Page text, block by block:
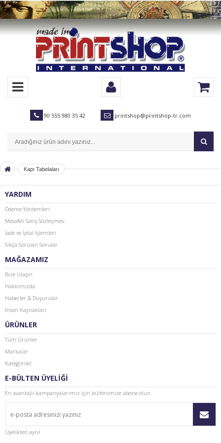
90 555 980 35 42 printshop@printshop-tr.com
Kapı Tabelaları
YARDIM
Ödeme Yöntemleri
Mesafeli Satış Sözleşmesi
İade ve İptal İşlemleri
Sıkça Sorulan Sorular
MAĞAZAMIZ
Bize Ulaşın
Hakkımızda
Haberler & Duyurular
İnsan Kaynakları
ÜRÜNLER
Tüm Ürünler
Markalar
Kategoriler
E-BÜLTEN ÜYELİĞİ
En avantajlı kampanyalarımız için bültenimize abone olun.
Üyelikten ayrıl